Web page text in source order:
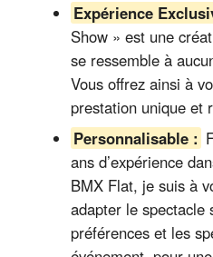
Expérience
Show » est une
se ressemble à
Vous offrez ainsi à
prestation unique et
Personnalisable :
ans d’expérience
BMX Flat, je suis à
adapter le spectacle
préférences et les